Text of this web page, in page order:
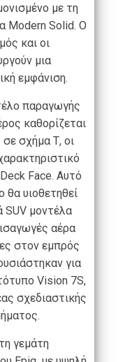
με τη
Modern Solid. Ο
και οι
μια
εμφάνιση.
παραγωγής
καθορίζεται
σχήμα Τ, οι
Face. Αυτό
θα υιοθετηθεί
SUV μοντέλα
αέρα
στον εμπρός
για
Vision 7S,
σχεδιαστικής
γεμάτη